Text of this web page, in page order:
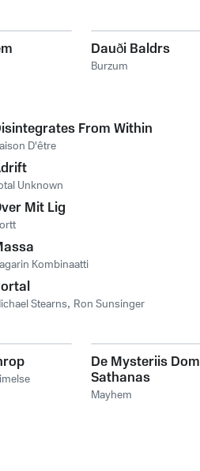
Dauði Baldrs
Burzum
From Within
D'être
Unknown
Mit Lig
Kombinaatti
Stearns, Ron Sunsinger
De Mysteriis Dom
Sathanas
Mayhem